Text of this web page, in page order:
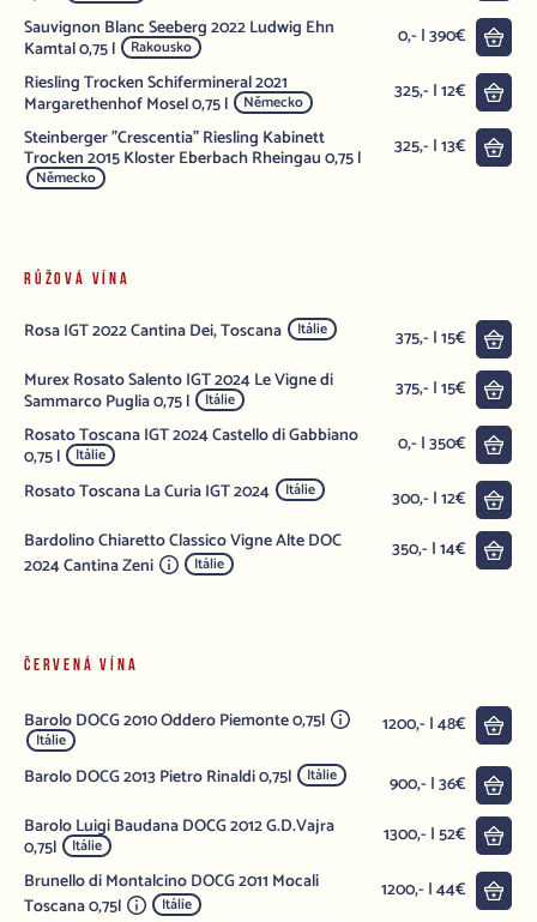
Sauvignon Blanc Seeberg 2022 Ludwig Ehn
Kamtal 0,75 l Rakousko 0,- | 390€
Riesling Trocken Schifermineral 2021
Margarethenhof Mosel 0,75 l Německo 325,- | 12€
Steinberger "Crescentia" Riesling Kabinett
Trocken 2015 Kloster Eberbach Rheingau 0,75 l
Německo
325,- | 13€
RŮŽOVÁ VÍNA
Rosa IGT 2022 Cantina Dei, Toscana Itálie 375,- | 15€
Murex Rosato Salento IGT 2024 Le Vigne di
Sammarco Puglia 0,75 l Itálie 375,- | 15€
Rosato Toscana IGT 2024 Castello di Gabbiano
0,75 l Itálie 0,- | 350€
Rosato Toscana La Curia IGT 2024 Itálie 300,- | 12€
Bardolino Chiaretto Classico Vigne Alte DOC
2024 Cantina Zeni
Itálie
350,- | 14€
ČERVENÁ VÍNA
Barolo DOCG 2010 Oddero Piemonte 0,75l
Itálie
1200,- | 48€
Barolo DOCG 2013 Pietro Rinaldi 0,75l Itálie 900,- | 36€
Barolo Luigi Baudana DOCG 2012 G.D.Vajra
0,75l Itálie 1300,- | 52€
Brunello di Montalcino DOCG 2011 Mocali
Toscana 0,75l
Itálie
1200,- | 44€